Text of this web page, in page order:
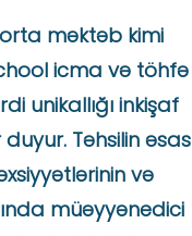
məktəb kimi
icma və töhfə
unikallığı inkişaf
Təhsilin əsas
və
müəyyənedici